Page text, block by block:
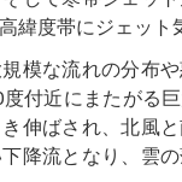
緯度帯にジェット
模な流れの分布
付近にまたがる
伸ばされ、北風
降流となり、雲